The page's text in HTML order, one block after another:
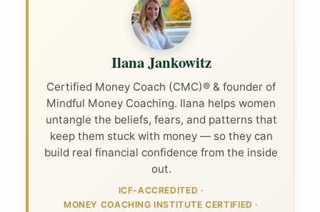
Ilana Jankowitz
Certified Money Coach (CMC)® & founder of
Mindful Money Coaching. Ilana helps women
untangle the beliefs, fears, and patterns that
keep them stuck with money — so they can
build real financial confidence from the inside
out.
ICF-ACCREDITED ·
MONEY COACHING INSTITUTE CERTIFIED ·